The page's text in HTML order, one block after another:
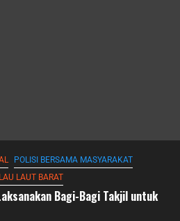
POLISI BERSAMA MASYARAKAT
LAUT BARAT
Bagi-Bagi Takjil untuk